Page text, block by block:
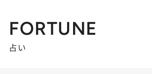
FORTUNE
占い